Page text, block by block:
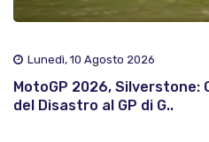
Lunedì, 10 Agosto 2026
MotoGP 2026, Silverstone:
del Disastro al GP di G..